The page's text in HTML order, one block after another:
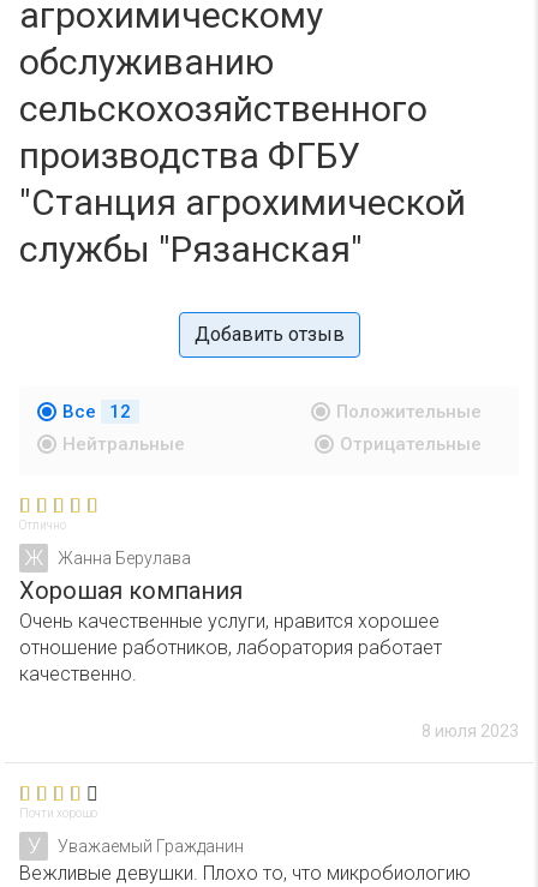
агрохимическому
обслуживанию
сельскохозяйственного
производства ФГБУ
"Станция агрохимической
службы "Рязанская"
Добавить отзыв
Все 12
Положительные
Нейтральные
Отрицательные
Отлично
Ж Жанна Берулава
Хорошая компания
Очень качественные услуги, нравится хорошее
отношение работников, лаборатория работает
качественно.
8 июля 2023
Почти хорошо
У Уважаемый Гражданин
Вежливые девушки. Плохо то, что микробиологию